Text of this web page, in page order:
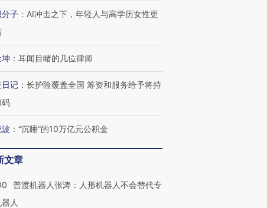
是“人道危
4000人
米
子 ： AI冲击之下，年轻人与高学历女性更
： 耳闻目睹的几位律师
记 ： 长护险覆盖全国 筹资和服务给予将持
码
： “沉睡”的10万亿元公积金
文章
普渡机器人张涛：人形机器人不会替代专
人